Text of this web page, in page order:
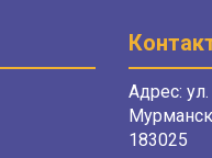
Адрес:
183025